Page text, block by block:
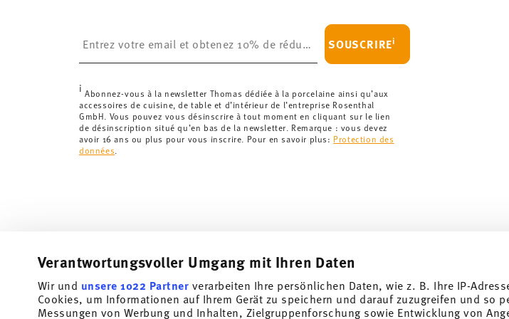
Verantwortungsvoller Umgang mit Ihren Daten
Wir und unsere 1022 Partner verarbeiten Ihre persönlichen Daten, wie z. B. Ihre IP-
Cookies, um Informationen auf Ihrem Gerät zu speichern und darauf zuzugreifen und so
Messungen von Werbung und Inhalten, Zielgruppenforschung sowie Entwicklung von
Suisse :Les livraisons en Suisse sont gratuites à partir de 69,90 CHF. Pour toute commande
inférieure à 69,90 CHF, les frais de livraison s'élèvent à 36,90 CHF.
Délai de livraison en France :5-7 jours ouvrables pour les articles en stock. Vous pouvez
les délais de livraison vers d'autres paysici .
Retours :Pour les retours, veuillez utiliser notreservice de retour.
SOUSCRIREi
i Abonnez-vous à la newsletter Thomas dédiée à la porcelaine ainsi qu’aux
accessoires de cuisine, de table et d’intérieur de l’entreprise Rosenthal
GmbH. Vous pouvez vous désinscrire à tout moment en cliquant sur le lien
de désinscription situé qu’en bas de la newsletter. Remarque : vous devez
avoir 16 ans ou plus pour vous inscrire. Pour en savoir plus: Protection des
données
Abonnez-vous à notre newsletter et recevez une réduction de 10%!
Tiens-toi au courant des nouveautés, des tendances et des